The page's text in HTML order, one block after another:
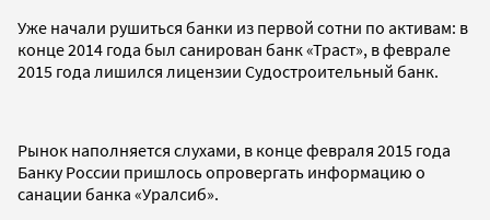
Уже начали рушиться банки из первой сотни по активам: в
конце 2014 года был санирован банк «Траст», в феврале
2015 года лишился лицензии Судостроительный банк.
Рынок наполняется слухами, в конце февраля 2015 года
Банку России пришлось опровергать информацию о
санации банка «Уралсиб».